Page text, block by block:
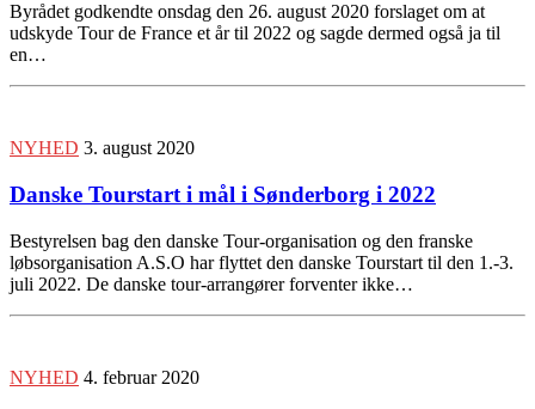
Byrådet godkendte onsdag den 26. august 2020 forslaget om at
udskyde Tour de France et år til 2022 og sagde dermed også ja til
en…
NYHED 3. august 2020
Danske Tourstart i mål i Sønderborg i 2022
Bestyrelsen bag den danske Tour-organisation og den franske
løbsorganisation A.S.O har flyttet den danske Tourstart til den 1.-3.
juli 2022. De danske tour-arrangører forventer ikke…
NYHED 4. februar 2020